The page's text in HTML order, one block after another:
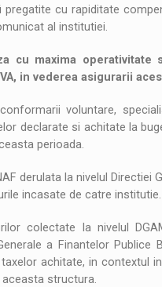
cu rapiditate
al institutiei.
cu maxima
in vederea asigurarii
voluntare,
declarate si achitate la
perioada.
derulata la nivelul
incasate de catre institutie.
colectate la nivelul
a Finantelor
achitate, in contextul
structura.